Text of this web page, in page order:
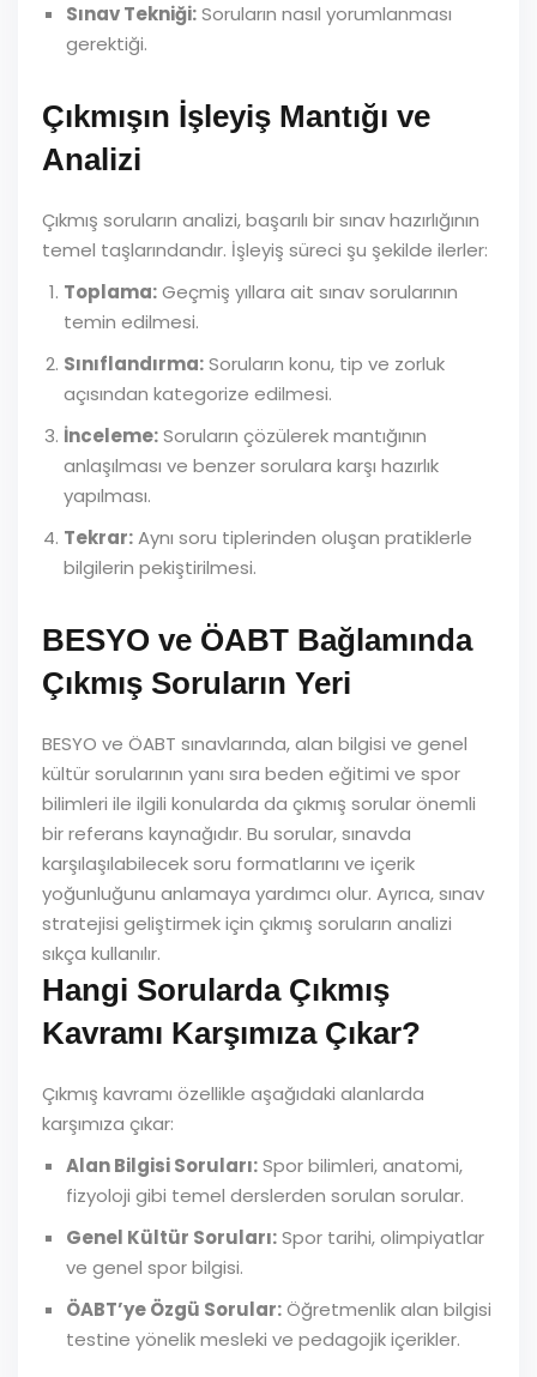
Sınav Tekniği:Soruların nasıl yorumlanması
gerektiği.
Çıkmışın İşleyiş Mantığı ve
Analizi
Çıkmış soruların analizi, başarılı bir sınav hazırlığının
temel taşlarındandır. İşleyiş süreci şu şekilde ilerler:
Toplama:Geçmiş yıllara ait sınav sorularının
temin edilmesi.
Sınıflandırma:Soruların konu, tip ve zorluk
açısından kategorize edilmesi.
İnceleme:Soruların çözülerek mantığının
anlaşılması ve benzer sorulara karşı hazırlık
yapılması.
Tekrar:Aynı soru tiplerinden oluşan pratiklerle
bilgilerin pekiştirilmesi.
BESYO ve ÖABT Bağlamında
Çıkmış Soruların Yeri
BESYO ve ÖABT sınavlarında, alan bilgisi ve genel
kültür sorularının yanı sıra beden eğitimi ve spor
bilimleri ile ilgili konularda da çıkmış sorular önemli
bir referans kaynağıdır. Bu sorular, sınavda
karşılaşılabilecek soru formatlarını ve içerik
yoğunluğunu anlamaya yardımcı olur. Ayrıca, sınav
stratejisi geliştirmek için çıkmış soruların analizi
sıkça kullanılır.
Hangi Sorularda Çıkmış
Kavramı Karşımıza Çıkar?
Çıkmış kavramı özellikle aşağıdaki alanlarda
karşımıza çıkar:
Alan Bilgisi Soruları:Spor bilimleri, anatomi,
fizyoloji gibi temel derslerden sorulan sorular.
Genel Kültür Soruları:Spor tarihi, olimpiyatlar
ve genel spor bilgisi.
ÖABT’ye Özgü Sorular:Öğretmenlik alan bilgisi
testine yönelik mesleki ve pedagojik içerikler.